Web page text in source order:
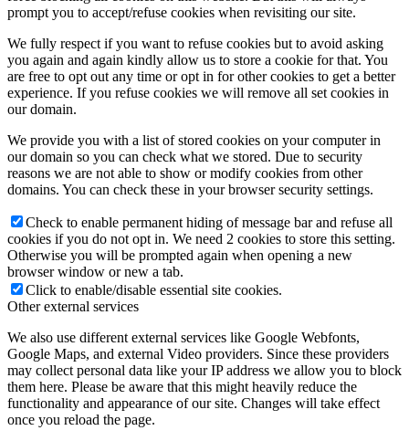
prompt you to accept/refuse cookies when revisiting our site.
We fully respect if you want to refuse cookies but to avoid asking
you again and again kindly allow us to store a cookie for that. You
are free to opt out any time or opt in for other cookies to get a better
experience. If you refuse cookies we will remove all set cookies in
our domain.
We provide you with a list of stored cookies on your computer in
our domain so you can check what we stored. Due to security
reasons we are not able to show or modify cookies from other
domains. You can check these in your browser security settings.
Check to enable permanent hiding of message bar and refuse all
cookies if you do not opt in. We need 2 cookies to store this setting.
Otherwise you will be prompted again when opening a new
browser window or new a tab.
Click to enable/disable essential site cookies.
Other external services
We also use different external services like Google Webfonts,
Google Maps, and external Video providers. Since these providers
may collect personal data like your IP address we allow you to block
them here. Please be aware that this might heavily reduce the
functionality and appearance of our site. Changes will take effect
once you reload the page.